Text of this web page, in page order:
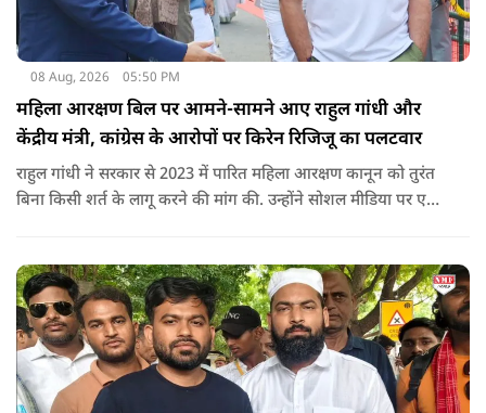
08 Aug, 2026 05:50 PM
महिला आरक्षण बिल पर आमने-सामने आए राहुल गांधी और
केंद्रीय मंत्री, कांग्रेस के आरोपों पर किरेन रिजिजू का पलटवार
राहुल गांधी ने सरकार से 2023 में पारित महिला आरक्षण कानून को तुरंत
बिना किसी शर्त के लागू करने की मांग की. उन्होंने सोशल मीडिया पर एक